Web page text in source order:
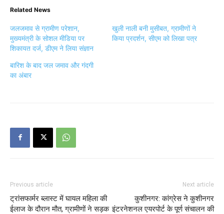
Related News
जलजमाव से ग्रामीण परेशान,
मुख्यमंत्री के सोशल मीडिया पर
शिकायत दर्ज, डीएम ने लिया संज्ञान
खुली नाली बनी मुसीबत, ग्रामीणों ने
किया प्रदर्शन, सीएम को लिखा पत्र
बारिश के बाद जल जमाव और गंदगी
का अंबार
Previous article
ट्रांसफार्मर ब्लास्ट में घायल महिला की
ईलाज के दौरान मौत, ग्रामीणों ने सड़क
Next article
कुशीनगर: कांग्रेस ने कुशीनगर
इंटरनेशनल एयरपोर्ट के पूर्ण संचालन की